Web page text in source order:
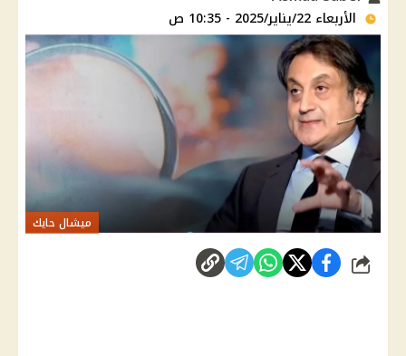
الأربعاء 22/يناير/2025 - 10:35 ص
ميشال حايك
شارك